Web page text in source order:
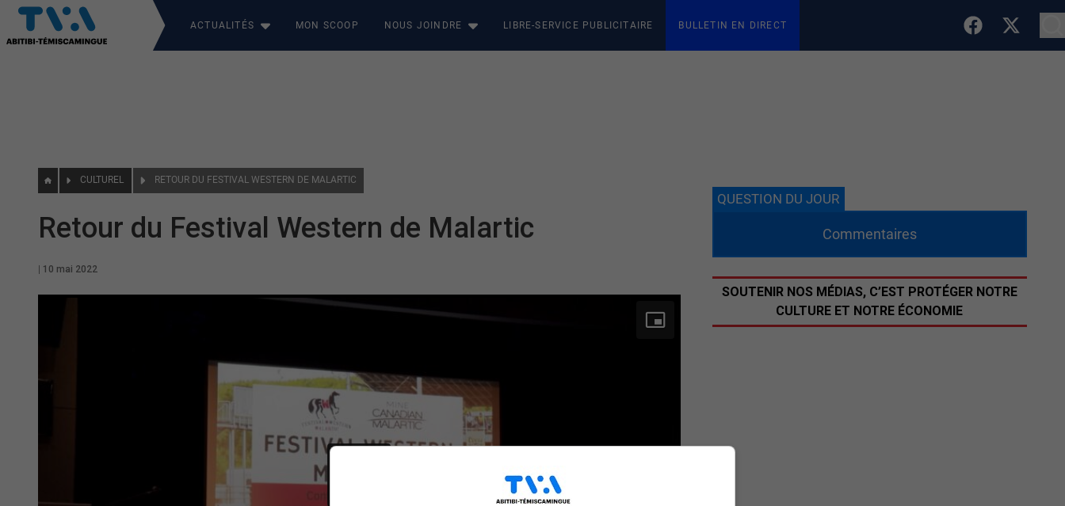
ACTUALITÉS MON SCOOP NOUS JOINDRE LIBRE-SERVICE PUBLICITAIRE BULLETIN EN DIRECT
CULTUREL RETOUR DU FESTIVAL WESTERN DE MALARTIC
Retour du Festival Western de Malartic
10 mai 2022
QUESTION DU JOUR
Commentaires
SOUTENIR NOS MÉDIAS, C’EST PROTÉGER NOTRE
CULTURE ET NOTRE ÉCONOMIE